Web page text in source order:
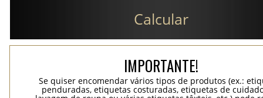
Calcular
IMPORTANTE!
Se quiser encomendar vários tipos de produtos (ex.:
penduradas, etiquetas costuradas, etiquetas de